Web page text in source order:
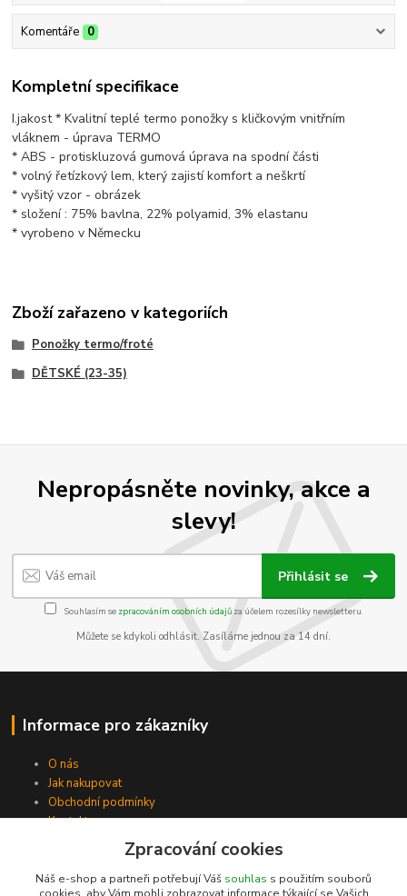
Komentáře 0
Kompletní specifikace
I.jakost * Kvalitní teplé termo ponožky s kličkovým vnitřním
vláknem - úprava TERMO
* ABS - protiskluzová gumová úprava na spodní části
* volný řetízkový lem, který zajistí komfort a neškrtí
* vyšitý vzor - obrázek
* složení : 75% bavlna, 22% polyamid, 3% elastanu
* vyrobeno v Německu
Zboží zařazeno v kategoriích
Ponožky termo/froté
DĚTSKÉ (23-35)
Nepropásněte novinky, akce a
slevy!
Přihlásit se
Souhlasím se zpracováním osobních údajůza účelem rozesílky newsletteru.
Můžete se kdykoli odhlásit. Zasíláme jednou za 14 dní.
Informace pro zákazníky
O nás
Jak nakupovat
Obchodní podmínky
Kontakty
Zpracování cookies
Náš e-shop a partneři potřebují Váš souhlas s použitím souborů